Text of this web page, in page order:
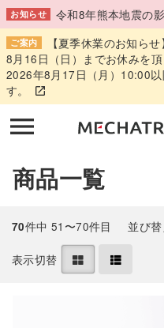
お知らせ 令和8年熊本地震の
ご案内
【夏季休業のお知ら
8月16日（日）までお休みを
2026年8月17日（月）10:00
す。
商品一覧
70件中 51〜70件目 並び替
表示切替